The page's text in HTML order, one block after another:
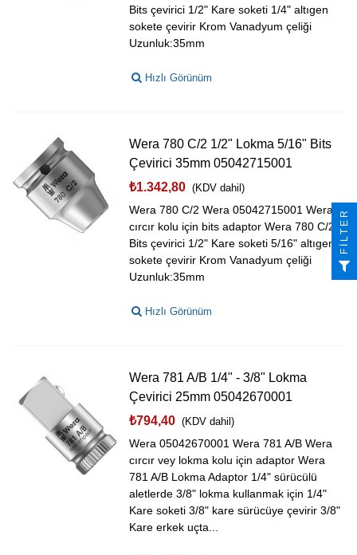
Bits çevirici 1/2" Kare soketi 1/4" altıgen
sokete çevirir Krom Vanadyum çeliği
Uzunluk:35mm
Hızlı Görünüm
Wera 780 C/2 1/2" Lokma 5/16" Bits
Çevirici 35mm 05042715001
₺1.342,80 (KDV dahil)
Wera 780 C/2 Wera 05042715001 Wera
cırcır kolu için bits adaptor Wera 780 C/2
Bits çevirici 1/2" Kare soketi 5/16" altıgen
sokete çevirir Krom Vanadyum çeliği
Uzunluk:35mm
Hızlı Görünüm
Wera 781 A/B 1/4" - 3/8" Lokma
Çevirici 25mm 05042670001
₺794,40 (KDV dahil)
Wera 05042670001 Wera 781 A/B Wera
cırcır vey lokma kolu için adaptor Wera
781 A/B Lokma Adaptor 1/4" sürücülü
aletlerde 3/8" lokma kullanmak için 1/4"
Kare soketi 3/8" kare sürücüye çevirir 3/8"
Kare erkek uçta...
FILTER